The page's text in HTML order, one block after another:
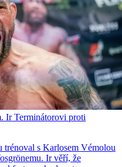
Ir Terminátorovi proti
s Karlosem Vémolou
Ir věří, že